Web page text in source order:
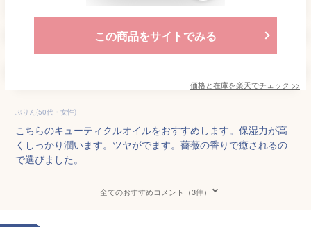
この商品をサイトでみる
価格と在庫を楽天でチェック >>
ぷりん(50代・女性)
こちらのキューティクルオイルをおすすめします。保湿力が高
くしっかり潤います。ツヤがでます。薔薇の香りで癒されるの
で選びました。
全てのおすすめコメント（3件）